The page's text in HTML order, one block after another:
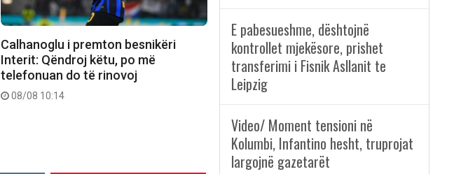
Calhanoglu i premton besnikëri
Interit: Qëndroj këtu, po më
telefonuan do të rinovoj
08/08 10:14
E pabesueshme, dështojnë
kontrollet mjekësore, prishet
transferimi i Fisnik Asllanit te
Leipzig
Video/ Moment tensioni në
Kolumbi, Infantino hesht, truprojat
largojnë gazetarët